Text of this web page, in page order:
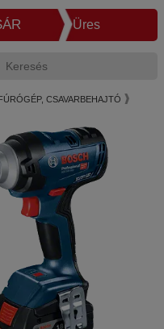
Üres
CSAVARBEHAJTÓ